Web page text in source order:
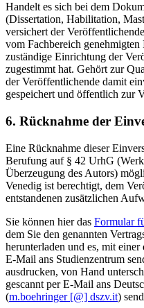
Handelt es sich bei dem
(Dissertation, Habilitation,
versichert der
vom Fachbereich genehmigten
zuständige Einrichtung der
zugestimmt hat. Gehört zur
der Veröffentlichende damit
gespeichert und öffentlich zur
6. Rücknahme der
Eine Rücknahme dieser
Berufung auf § 42 UrhG
Überzeugung des Autors)
Venedig ist berechtigt, dem
entstandenen zusätzlichen
Sie können hier das Formular
dem Sie den genannten
herunterladen und es, mit
E-Mail ans Studienzentrum
ausdrucken, von Hand
gescannt per E-Mail ans
(m.boehringer [@] dszv.it)